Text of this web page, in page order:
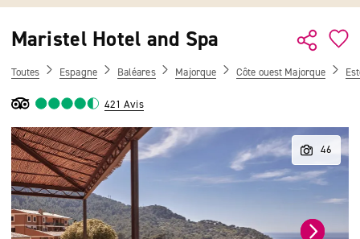
Maristel Hotel and Spa
Toutes Espagne Baléares Majorque Côte ouest Majorque
421 Avis